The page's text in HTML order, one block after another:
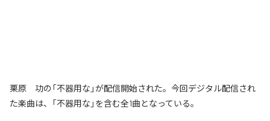
栗原 功の「不器用な」が配信開始された。今回デジタル配信され
た楽曲は、「不器用な」を含む全1曲となっている。